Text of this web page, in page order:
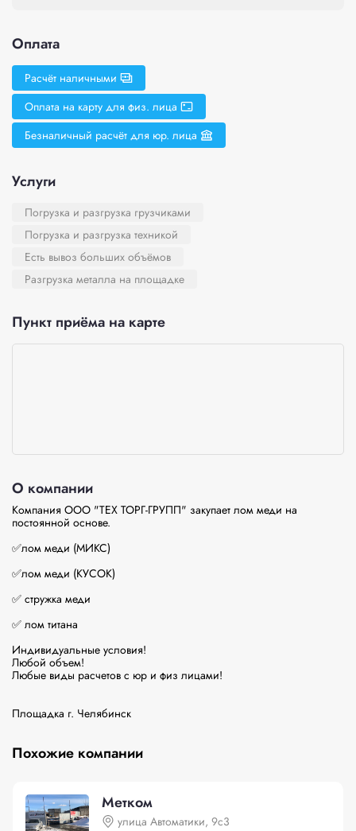
Оплата
Расчёт наличными
Оплата на карту для физ. лица
Безналичный расчёт для юр. лица
Услуги
Погрузка и разгрузка грузчиками
Погрузка и разгрузка техникой
Есть вывоз больших объёмов
Разгрузка металла на площадке
Пункт приёма на карте
О компании
Компания ООО "ТЕХ ТОРГ-ГРУПП" закупает лом меди на
постоянной основе.
✅лом меди (МИКС)
✅лом меди (КУСОК)
✅ стружка меди
✅ лом титана
Индивидуальные условия!
Любой объем!
Любые виды расчетов с юр и физ лицами!
Похожие компании
Метком
улица Автоматики, 9с3